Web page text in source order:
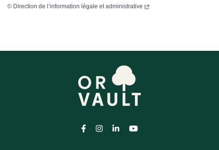
© Direction de l’information légale et administrative
Lien vers le compte Facebook
Lien vers le compte Instagram
Lien vers le compte Linkedin
Lien vers la chaîne